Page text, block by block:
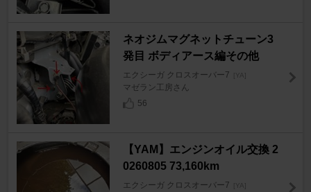
ネオジムマグネットチューン3
発目 ボディアース編その他
エクシーガ クロスオーバー7 [YA]
マゼラン工房さん
56
【YAM】エンジンオイル交換 2
0260805 73,160km
エクシーガ クロスオーバー7 [YA]